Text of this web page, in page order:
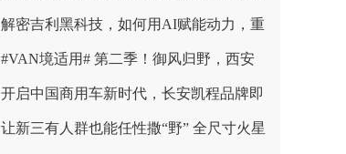
景落地
解密吉利黑科技，如何用AI赋能动力，重
新定义混动节能？
#VAN境适用# 第二季！御风归野，西安
房车之旅
开启中国商用车新时代，长安凯程品牌即
将焕新启航
让新三有人群也能任性撒“野” 全尺寸火星